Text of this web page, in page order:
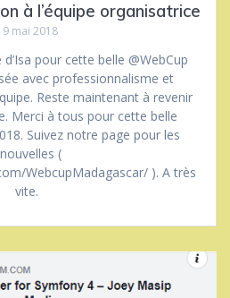
à l’équipe organisatrice
9 mai 2018
pour cette belle @WebCup
avec professionnalisme et
Reste maintenant à revenir
Merci à tous pour cette belle
Suivez notre page pour les
nouvelles (
WebcupMadagascar/ ). A très
vite.